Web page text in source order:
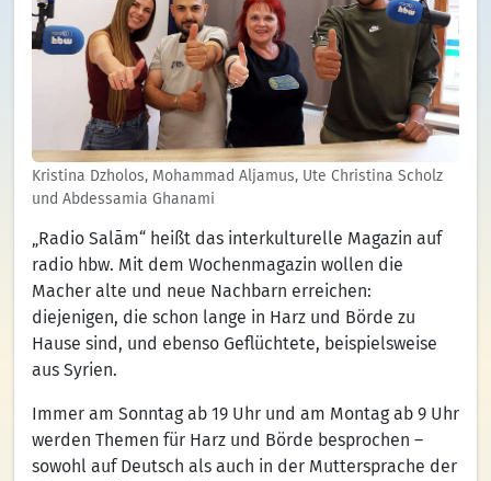
Kristina Dzholos, Mohammad Aljamus, Ute Christina Scholz
und Abdessamia Ghanami
„Radio Salām“ heißt das interkulturelle Magazin auf
radio hbw. Mit dem Wochenmagazin wollen die
Macher alte und neue Nachbarn erreichen:
diejenigen, die schon lange in Harz und Börde zu
Hause sind, und ebenso Geflüchtete, beispielsweise
aus Syrien.
Immer am Sonntag ab 19 Uhr und am Montag ab 9 Uhr
werden Themen für Harz und Börde besprochen –
sowohl auf Deutsch als auch in der Muttersprache der